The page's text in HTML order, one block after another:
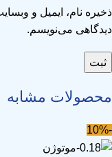
ذخیره نام، ایمیل و
دیدگاهی می‌نویسم.
محصولات مشابه
-10%